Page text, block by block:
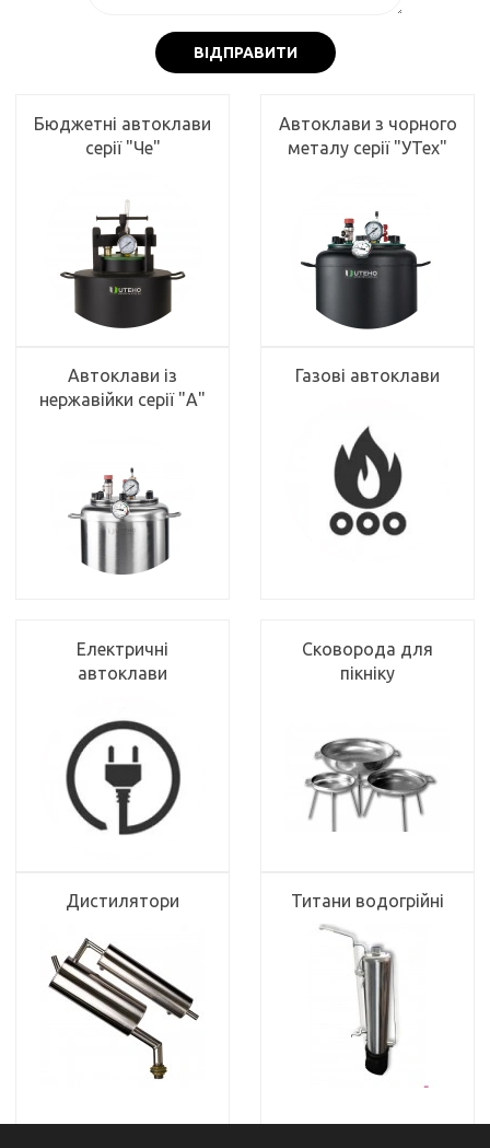
ВІДПРАВИТИ
Бюджетні автоклави
серії "Че"
Автоклави з чорного
металу серії "УТех"
Автоклави із
нержавійки серії "А"
Газові автоклави
Електричні
автоклави
Сковорода для
пікніку
Дистилятори Титани водогрійні